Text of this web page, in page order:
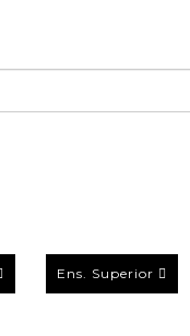
Ens. Superior